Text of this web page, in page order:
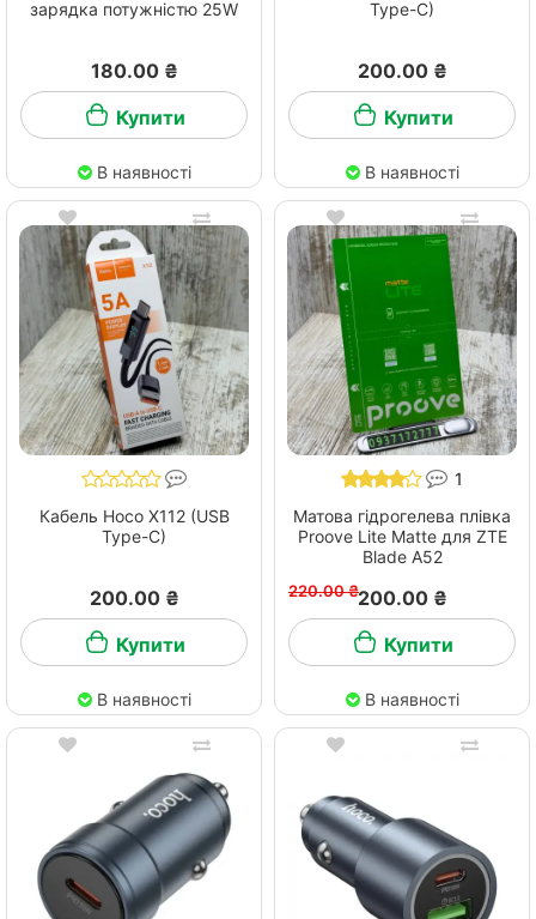
зарядка потужністю 25W
180.00 ₴
Купити
В наявності
Type-C)
200.00 ₴
Купити
В наявності
Кабель Hoco X112 (USB
Type-C)
200.00 ₴
Купити
В наявності
1
Матова гідрогелева плівка
Proove Lite Matte для ZTE
Blade A52
220.00 ₴200.00 ₴
Купити
В наявності